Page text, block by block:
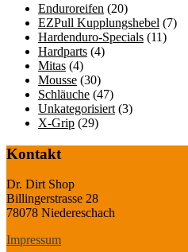
Enduroreifen (20)
EZPull Kupplungshebel (7)
Hardenduro-Specials (11)
Hardparts (4)
Mitas (4)
Mousse (30)
Schläuche (47)
Unkategorisiert (3)
X-Grip (29)
Kontakt
Dr. Dirt Shop
Billingerstrasse 28
78078 Niedereschach
Impressum